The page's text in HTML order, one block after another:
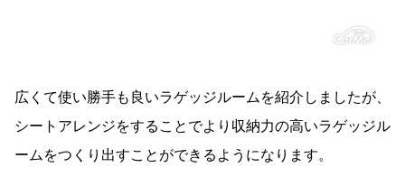
広くて使い勝手も良いラゲッジルームを紹介しましたが、
シートアレンジをすることでより収納力の高いラゲッジル
ームをつくり出すことができるようになります。